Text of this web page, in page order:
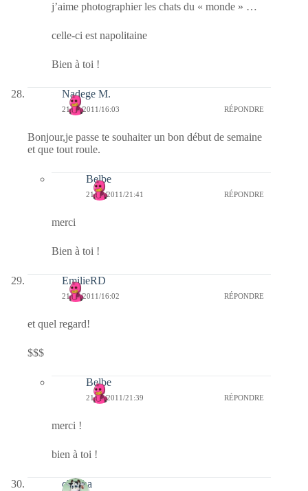
j’aime photographier les chats du « monde » …
celle-ci est napolitaine
Bien à toi !
Nadege M.
21/03/2011/16:03 RÉPONDRE
Bonjour,je passe te souhaiter un bon début de semaine
et que tout roule.
Belbe
21/03/2011/21:41 RÉPONDRE
merci
Bien à toi !
EmilieRD
21/03/2011/16:02 RÉPONDRE
et quel regard!
$$$
Belbe
21/03/2011/21:39 RÉPONDRE
merci !
bien à toi !
chacha